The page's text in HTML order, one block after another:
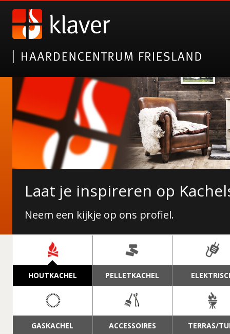
Nieuwe collectie
Janco de Jong!
Laat je inspireren op
Neem een kijkje op ons profiel.
Erkend 5-sterren specialist!
Wij zijn pas tevreden wanneer u dat bent!
NAVIGATIE
HOUTKACHEL PELLETKACHEL
GASKACHEL ACCESSOIRES TERRAS/